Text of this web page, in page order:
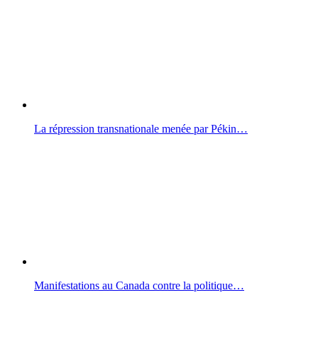
La répression transnationale menée par Pékin…
Manifestations au Canada contre la politique…